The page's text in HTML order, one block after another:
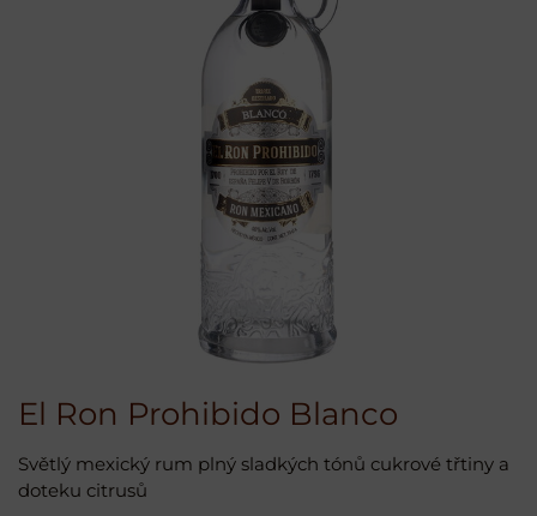
El Ron Prohibido Blanco
Světlý mexický rum plný sladkých tónů cukrové třtiny a
doteku citrusů